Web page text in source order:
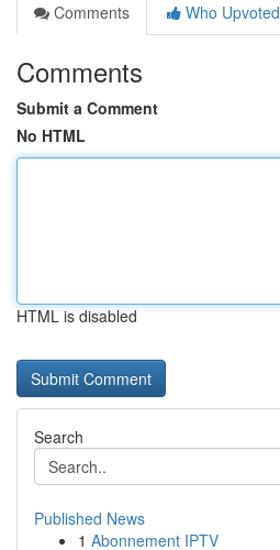
Comments
Who Upvoted
Comments
Submit a Comment
No HTML
HTML is disabled
Search
Published News
1 Abonnement IPTV